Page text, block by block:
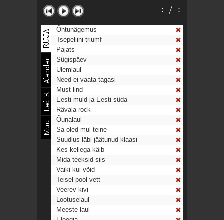
-:- / -:-
Õhtunägemus
Tsepeliini triumf
Pajats
Sügispäev
Ülemlaul
Need ei vaata tagasi
Must lind
Eesti muld ja Eesti süda
Rävala rock
Õunalaul
Sa oled mul teine
Suudlus läbi jäätunud klaasi
Kes kellega käib
Mida teeksid siis
Vaiki kui võid
Teisel pool vett
Veerev kivi
Lootuselaul
Meeste laul